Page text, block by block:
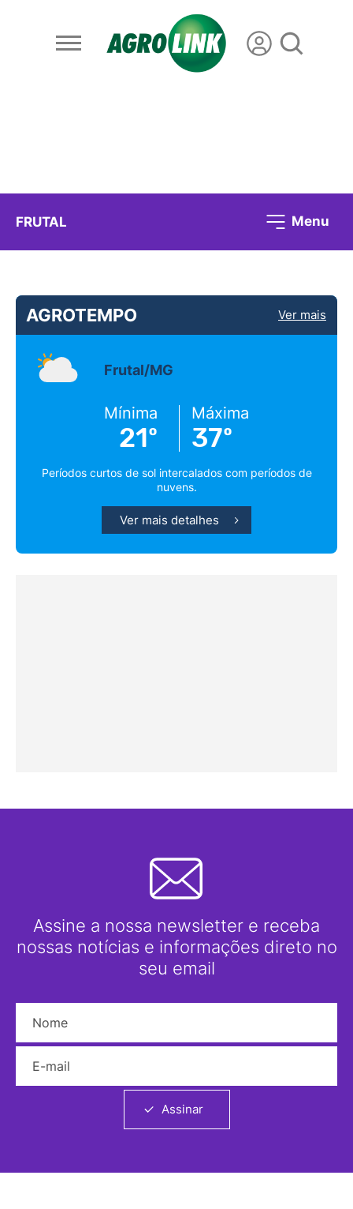
FRUTAL Menu
AGROTEMPO Ver mais
Frutal/MG
Mínima
21º
Máxima
37º
Períodos curtos de sol intercalados com períodos de
nuvens.
Ver mais detalhes
Assine a nossa newsletter e receba
nossas notícias e informações direto no
seu email
Assinar